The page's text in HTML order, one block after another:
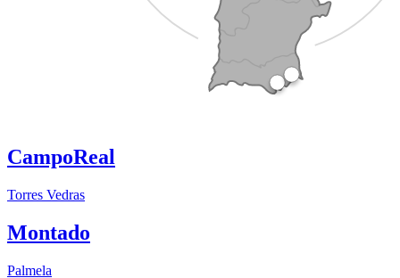
CampoReal
Torres Vedras
Montado
Palmela